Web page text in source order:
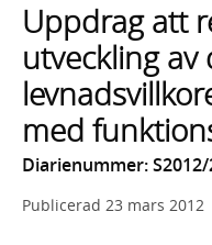
lista
med
sökförslag
Uppdrag att
utveckling av
med
Diarienummer: S2012/
Publicerad 23 mars 2012